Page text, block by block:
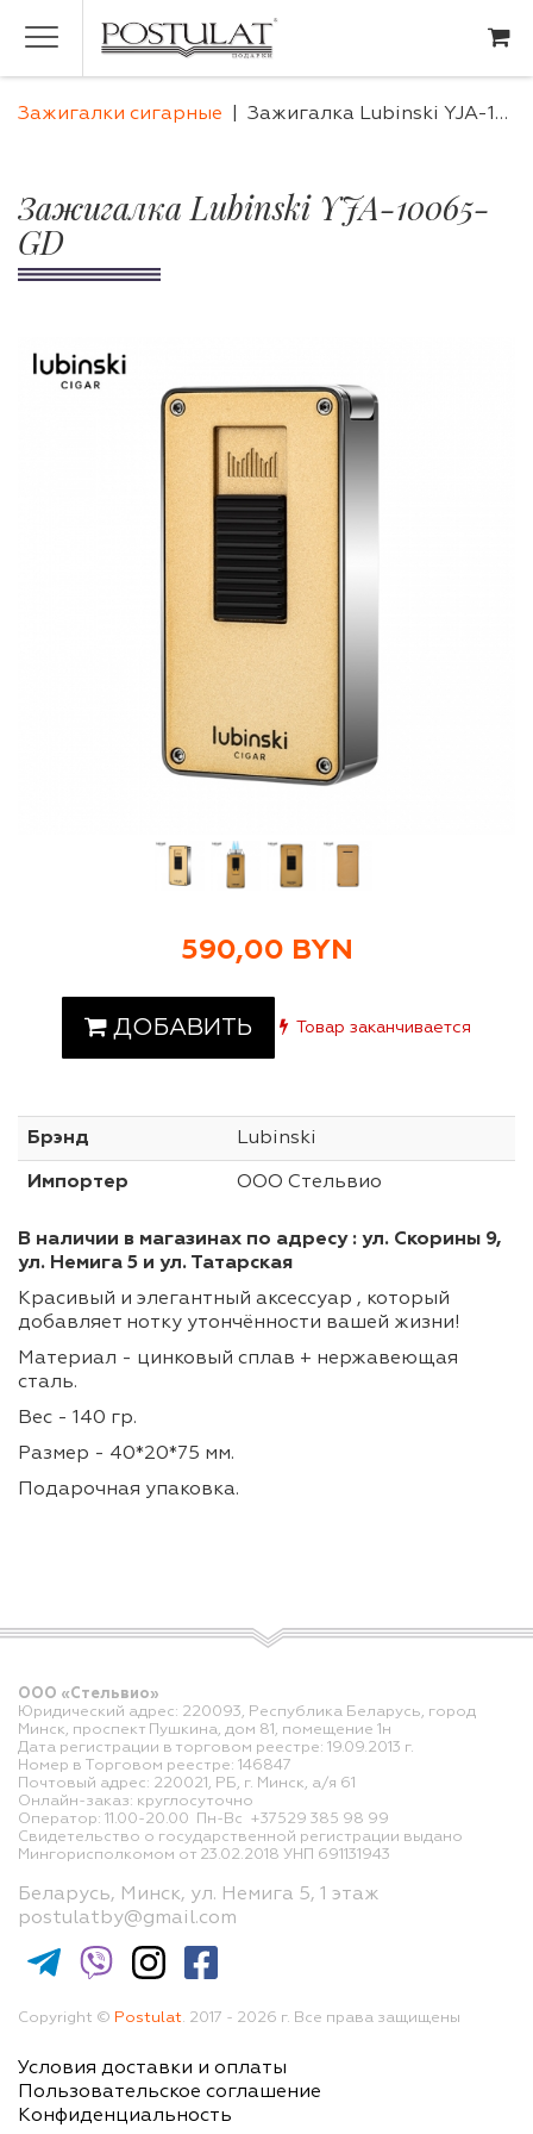
Зажигалки сигарные Зажигалка Lubinski YJA-10065-GD
Зажигалка Lubinski YJA-10065-
GD
590,00 BYN
ДОБАВИТЬ Товар заканчивается
Брэнд Lubinski
Импортер ООО Стельвио
В наличии в магазинах по адресу : ул. Скорины 9,
ул. Немига 5 и ул. Татарская
Красивый и элегантный аксессуар , который
добавляет нотку утончённости вашей жизни!
Материал - цинковый сплав + нержавеющая
сталь.
Вес - 140 гр.
Размер - 40*20*75 мм.
Подарочная упаковка.
ООО «Стельвио»
Юридический адрес: 220093, Республика Беларусь, город
Минск, проспект Пушкина, дом 81, помещение 1н
Дата регистрации в торговом реестре: 19.09.2013 г.
Номер в Торговом реестре: 146847
Почтовый адрес: 220021, РБ, г. Минск, а/я 61
Онлайн-заказ: круглосуточно
Оператор: 11.00-20.00 Пн-Вс +37529 385 98 99
Свидетельство о государственной регистрации выдано
Мингорисполкомом от 23.02.2018 УНП 691131943
Беларусь, Минск, ул. Немига 5, 1 этаж
postulatby@gmail.com
Copyright © Postulat. 2017 - 2026 г. Все права защищены
Условия доставки и оплаты
Пользовательское соглашение
Конфиденциальность